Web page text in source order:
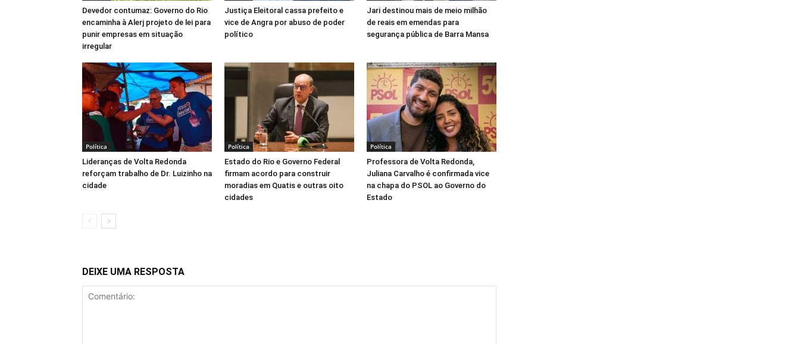
Devedor contumaz: Governo do Rio
encaminha à Alerj projeto de lei para
punir empresas em situação
irregular
Justiça Eleitoral cassa prefeito e
vice de Angra por abuso de poder
político
Jari destinou mais de meio milhão
de reais em emendas para
segurança pública de Barra Mansa
Política
Lideranças de Volta Redonda
reforçam trabalho de Dr. Luizinho na
cidade
Política
Estado do Rio e Governo Federal
firmam acordo para construir
moradias em Quatis e outras oito
cidades
Política
Professora de Volta Redonda,
Juliana Carvalho é confirmada vice
na chapa do PSOL ao Governo do
Estado
DEIXE UMA RESPOSTA